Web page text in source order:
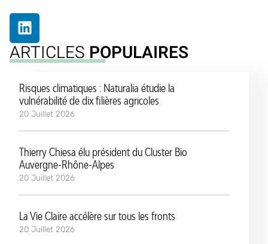
ARTICLESPOPULAIRES
Risques climatiques : Naturalia étudie la
vulnérabilité de dix filières agricoles
20 Juillet 2026
Thierry Chiesa élu président du Cluster Bio
Auvergne-Rhône-Alpes
20 Juillet 2026
La Vie Claire accélère sur tous les fronts
20 Juillet 2026